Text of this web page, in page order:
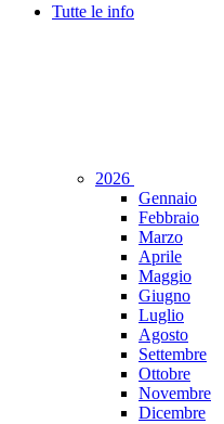
Tutte le info
2026
Gennaio
Febbraio
Marzo
Aprile
Maggio
Giugno
Luglio
Agosto
Settembre
Ottobre
Novembre
Dicembre